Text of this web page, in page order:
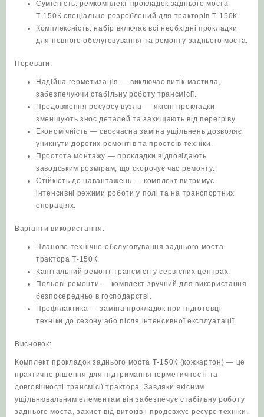
Сумісність: ремкомплект прокладок заднього моста
Т-150К спеціально розроблений для тракторів Т‑150К.
Комплексність: набір включає всі необхідні прокладки
для повного обслуговування та ремонту заднього моста.
Переваги:
Надійна герметизація — виключає витік мастила,
забезпечуючи стабільну роботу трансмісії.
Продовження ресурсу вузла — якісні прокладки
зменшують знос деталей та захищають від перегріву.
Економічність — своєчасна заміна ущільнень дозволяє
уникнути дорогих ремонтів та простоїв техніки.
Простота монтажу — прокладки відповідають
заводським розмірам, що скорочує час ремонту.
Стійкість до навантажень — комплект витримує
інтенсивні режими роботи у полі та на транспортних
операціях.
Варіанти використання:
Планове технічне обслуговування заднього моста
трактора Т‑150К.
Капітальний ремонт трансмісії у сервісних центрах.
Польові ремонти — комплект зручний для використання
безпосередньо в господарстві.
Профілактика — заміна прокладок при підготовці
техніки до сезону або після інтенсивної експлуатації.
Висновок:
Комплект прокладок заднього моста Т‑150К (кожкартон) — це
практичне рішення для підтримання герметичності та
довговічності трансмісії трактора. Завдяки якісним
ущільнювальним елементам він забезпечує стабільну роботу
заднього моста, захист від витоків і продовжує ресурс техніки.